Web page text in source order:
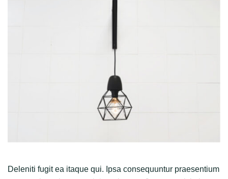
Deleniti fugit ea itaque qui. Ipsa consequuntur praesentium